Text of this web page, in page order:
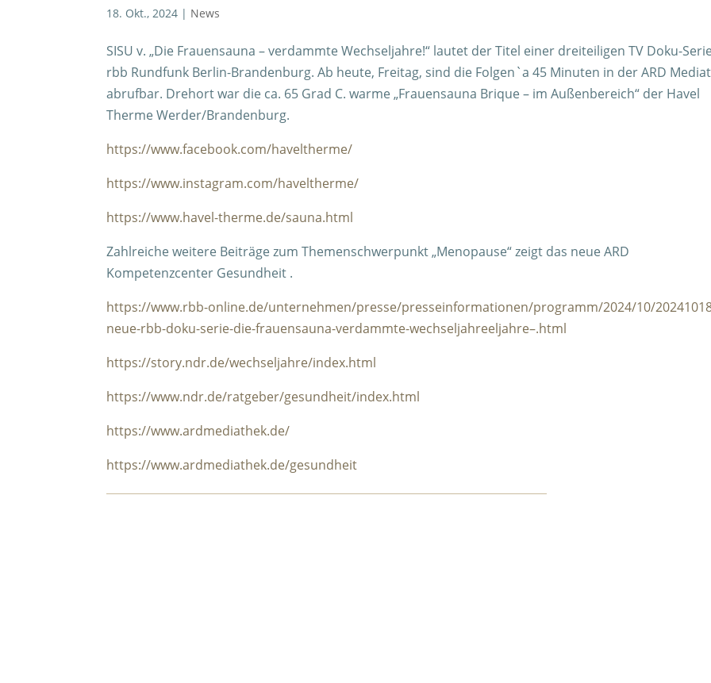
18. Okt., 2024 | News
SISU v. „Die Frauensauna – verdammte Wechseljahre!“ lautet der Titel einer dreiteiligen TV Doku-
rbb Rundfunk Berlin-Brandenburg. Ab heute, Freitag, sind die Folgen`a 45 Minuten in der ARD
abrufbar. Drehort war die ca. 65 Grad C. warme „Frauensauna Brique – im Außenbereich“ der Havel
Therme Werder/Brandenburg.
https://www.facebook.com/haveltherme/
https://www.instagram.com/haveltherme/
https://www.havel-therme.de/sauna.html
Zahlreiche weitere Beiträge zum Themenschwerpunkt „Menopause“ zeigt das neue ARD
Kompetenzcenter Gesundheit .
https://www.rbb-online.de/unternehmen/presse/presseinformationen/programm/2024/10/
neue-rbb-doku-serie-die-frauensauna-verdammte-wechseljahreeljahre–.html
https://story.ndr.de/wechseljahre/index.html
https://www.ndr.de/ratgeber/gesundheit/index.html
https://www.ardmediathek.de/
https://www.ardmediathek.de/gesundheit